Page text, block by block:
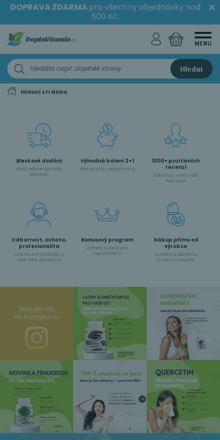
DOPRAVA ZDARMApro všechny objednávky nad
500 Kč.
Hledat
Hlavní stránka
Bleskové dodání
zboží máme opravdu
skladem
Výhodná balení 2+1
Nakup více, zaplať méně
1000+ pozitivních
recenzí
zákazníci u nás rádi
nakupují
Odbornost, ochota,
profesionalita
známe své produkty a
rádi Vám poradíme
Bonusový program
výhody a slevy pro
registrované
Nákup přímo od
výrobce
vyrábíme poctívé a
funkční produkty